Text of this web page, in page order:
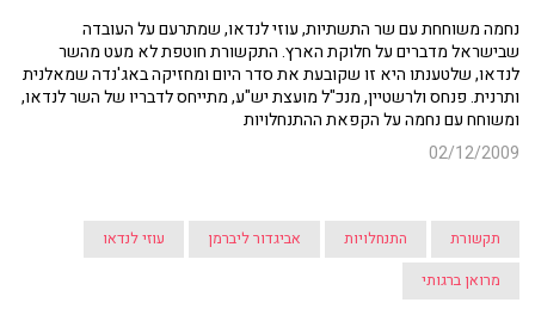
נחמה משוחחת עם שר התשתיות, עוזי לנדאו, שמתרעם על העובדה
שבישראל מדברים על חלוקת הארץ. התקשורת חוטפת לא מעט מהשר
לנדאו, שלטענתו היא זו שקובעת את סדר היום ומחזיקה באג'נדה שמאלנית
ותרנית. פנחס ולרשטיין, מנכ"ל מועצת יש"ע, מתייחס לדבריו של השר לנדאו,
ומשוחח עם נחמה על הקפאת ההתנחלויות
02/12/2009
תקשורת התנחלויות אביגדור ליברמן
עוזי לנדאו
מרואן ברגותי